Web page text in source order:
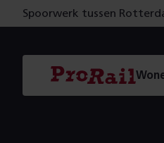
Spoorwerk tussen
Homepage
ProRail